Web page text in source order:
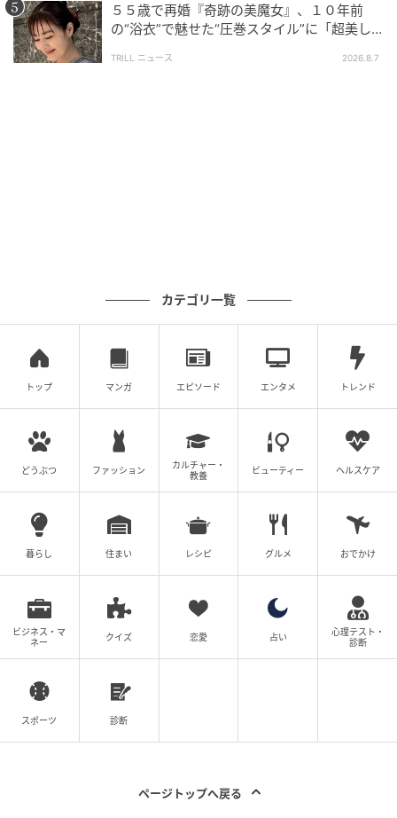
５５歳で再婚『奇跡の美魔女』、１０年前
の“浴衣”で魅せた“圧巻スタイル”に「超美し
TRILL ニュース 2026.8.7
カテゴリ一覧
トップ マンガ エピソード エンタメ トレンド
どうぶつ ファッション
カルチャー・
教養
ビューティー ヘルスケア
暮らし 住まい レシピ グルメ おでかけ
ビジネス・マ
ネー
クイズ 恋愛 占い
心理テスト・
診断
スポーツ 診断
ページトップへ戻る